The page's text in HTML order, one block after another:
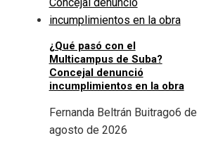
¿Qué pasó con el
Multicampus de Suba?
Concejal denunció
incumplimientos en la obra
Fernanda Beltrán Buitrago6 de
agosto de 2026